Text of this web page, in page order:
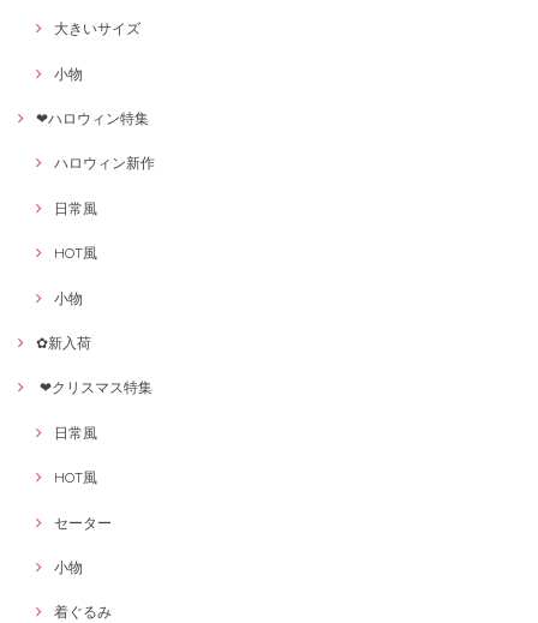
大きいサイズ
小物
❤ハロウィン特集
ハロウィン新作
日常風
HOT風
小物
✿新入荷
❤クリスマス特集
日常風
HOT風
セーター
小物
着ぐるみ